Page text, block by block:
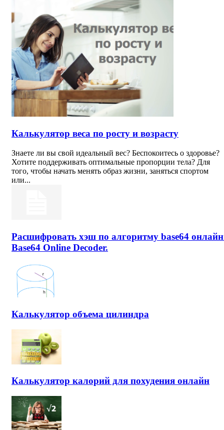
Калькулятор веса по росту и возрасту
Знаете ли вы свой идеальный вес? Беспокоитесь о здоровье?
Хотите поддерживать оптимальные пропорции тела? Для
того, чтобы начать менять образ жизни, заняться спортом
или...
Расшифровать хэш по алгоритму base64
Base64 Online Decoder.
Калькулятор объема цилиндра
Калькулятор калорий для похудения онлайн